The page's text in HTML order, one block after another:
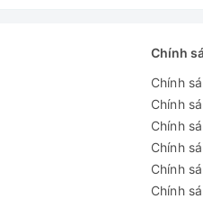
Chính
Chính
Chính
Chính
Chính
Chính
Chính